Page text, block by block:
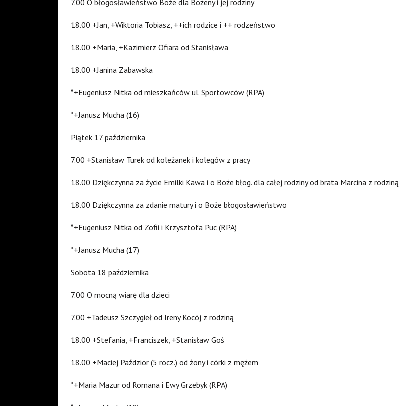
7.00 O błogosławieństwo Boże dla Bożeny i jej rodziny
18.00 +Jan, +Wiktoria Tobiasz, ++ich rodzice i ++ rodzeństwo
18.00 +Maria, +Kazimierz Ofiara od Stanisława
18.00 +Janina Zabawska
*+Eugeniusz Nitka od mieszkańców ul. Sportowców (RPA)
*+Janusz Mucha (16)
Piątek 17 października
7.00 +Stanisław Turek od koleżanek i kolegów z pracy
18.00 Dziękczynna za życie Emilki Kawa i o Boże błog. dla całej rodziny od brata Marcina z rodziną
18.00 Dziękczynna za zdanie matury i o Boże błogosławieństwo
*+Eugeniusz Nitka od Zofii i Krzysztofa Puc (RPA)
*+Janusz Mucha (17)
Sobota 18 października
7.00 O mocną wiarę dla dzieci
7.00 +Tadeusz Szczygieł od Ireny Kocój z rodziną
18.00 +Stefania, +Franciszek, +Stanisław Goś
18.00 +Maciej Paździor (5 rocz.) od żony i córki z mężem
*+Maria Mazur od Romana i Ewy Grzebyk (RPA)